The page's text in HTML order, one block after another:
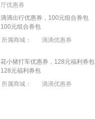
厅优惠券
滴滴出行优惠券，100元组合券包
100元组合券包
所属商城：
滴滴优惠券
花小猪打车优惠券，128元福利券包
128元福利券包
所属商城：
滴滴优惠券